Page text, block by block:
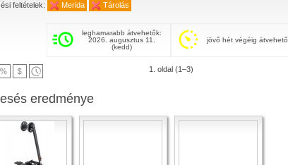
feltételek: Merida Tárolás
leghamarabb átvehetők:
2026. augusztus 11.
(kedd)
jövő hét végéig átvehető
1. oldal (1–3)
eredménye